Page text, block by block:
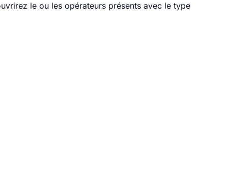
le ou les opérateurs présents avec le type